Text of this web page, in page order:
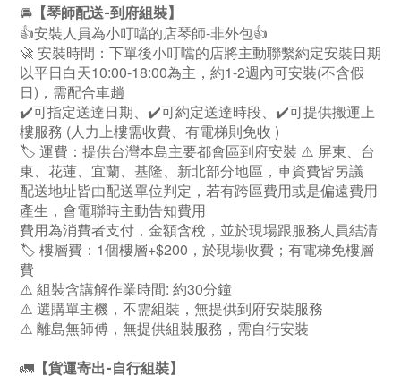
🚘 【琴師配送-到府組裝】
👍安裝人員為小叮噹的店琴師-非外包👍
🚀 安裝時間：下單後小叮噹的店將主動聯繫約定安裝日期
以平日白天10:00-18:00為主，約1-2週內可安裝(不含假
日)，需配合車趟
✔️可指定送達日期、✔️可約定送達時段、✔️可提供搬運上
樓服務 (人力上樓需收費、有電梯則免收 )
🏷️ 運費：提供台灣本島主要都會區到府安裝 ⚠️ 屏東、台
東、花蓮、宜蘭、基隆、新北部分地區，車資費皆另議
配送地址皆由配送單位判定，若有跨區費用或是偏遠費用
產生，會電聯時主動告知費用
費用為消費者支付，金額含稅，並於現場跟服務人員結清
🏷️ 樓層費：1個樓層+$200，於現場收費；有電梯免樓層
費
⚠️ 組裝含講解作業時間: 約30分鐘
⚠️ 選購單主機，不需組裝，無提供到府安裝服務
⚠️ 離島無師傅，無提供組裝服務，需自行安裝
🚛 【貨運寄出-自行組裝】